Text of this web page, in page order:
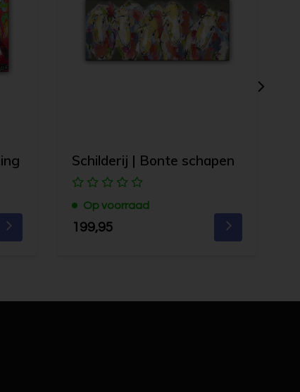
Schilderij | Bonte schapen
Op voorraad
199,95